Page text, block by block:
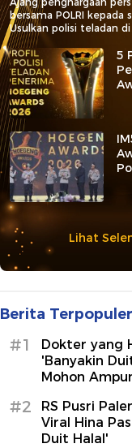
bersama POLRI kepada
Usulkan polisi teladan
5
Lihat
Berita Terpopuler
#1
Dokter yang
'Banyakin
Mohon
#2
RS Pusri
Viral Hina
Duit Halal'